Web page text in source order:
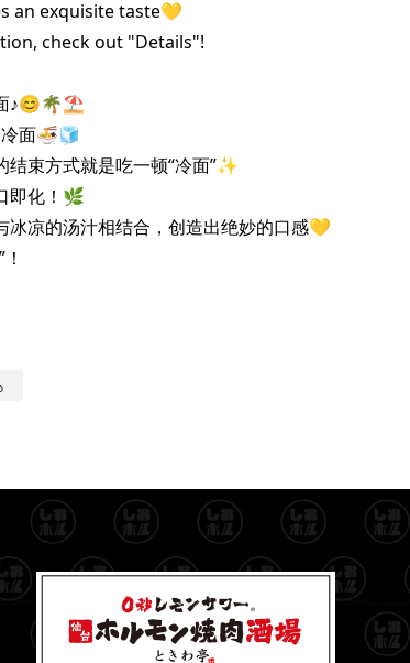
an exquisite taste💛
check out "Details"!
♪😊🌴⛱️
面🍜🧊
结束方式就是吃一顿“冷面”✨
即化！🌿
冰凉的汤汁相结合，创造出绝妙的口感💛